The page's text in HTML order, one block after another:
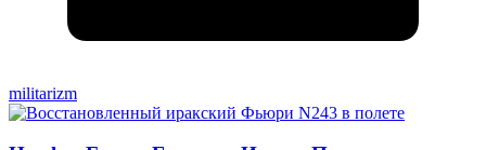
militarizm